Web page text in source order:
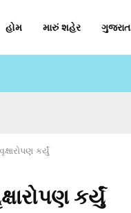
હોમ મારું શહેર ગુજરાત
કર્યું
કર્યું